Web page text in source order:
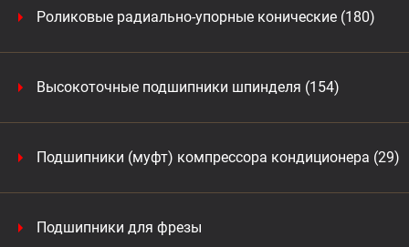
Роликовые радиально-упорные конические (180)
Высокоточные подшипники шпинделя (154)
Подшипники (муфт) компрессора кондиционера (29)
Подшипники для фрезы